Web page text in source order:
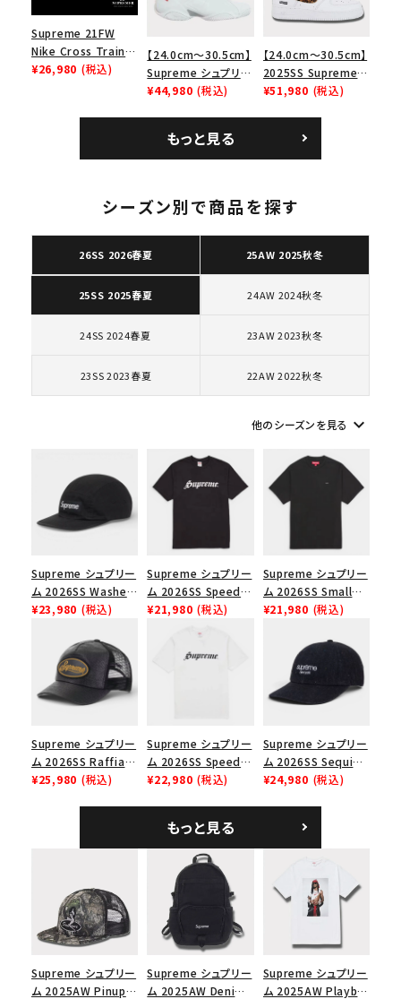
人気ワード
キャップ・ハット
パーカー・クルーネック
ショルダー・ウエストバッグ
ボックスロゴ ブラックスウェット
カテゴリーから探す
価格から探す
在庫のない商品を表示する
Supreme 21FW
Nike Cross Trainer
Low ナイキクロスト
¥26,980 (税込)
【24.0cm～30.5cm】
Supreme シュプリー
ム 2023AW Nike
カー ホワイト 白
¥44,980 (税込)
【24.0cm～30.5cm】
2025SS Supreme
GOODENOUGH
ムグッドイナフ ナイキ
エアフォース１スニー
ト
¥51,980 (税込)
もっと見る
シーズン別で商品を探す
26SS 2026春夏 25AW 2025秋冬
25SS 2025春夏 24AW 2024秋冬
24SS 2024春夏 23AW 2023秋冬
23SS 2023春夏 22AW 2022秋冬
他のシーズンを見る keyboard_arrow_down
Supreme シュプリー
ム 2026SS Washed
Chino Twill Camp
ノツイル キャンプキャ
ップ ブラック
¥23,980 (税込)
Supreme シュプリー
ム 2026SS Speed
Tee スピードTシャツ
¥21,980 (税込)
Supreme シュプリー
ム 2026SS Small
Box Tee スモールボ
¥21,980 (税込)
Supreme シュプリー
ム 2026SS Raffia
Mesh Back 5-Panel
¥25,980 (税込)
Supreme シュプリー
ム 2026SS Speed
Tee スピードTシャツ
¥22,980 (税込)
Supreme シュプリー
ム 2026SS Sequin
Denim Classic
シックロゴ 6パネルキ
ャップ ブラック
¥24,980 (税込)
もっと見る
Supreme シュプリー
ム 2025AW Pinup
Supreme シュプリー
ム 2025AW Denim
Supreme シュプリー
ム 2025AW Playboi